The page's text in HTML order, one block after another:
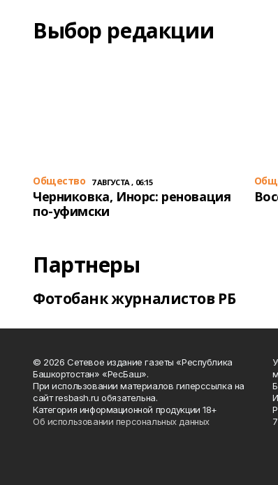
Выбор редакции
Общество 7 АВГУСТА , 06:15
Черниковка, Инорс: реновация
по-уфимски
Партнеры
Фотобанк журналистов РБ
© 2026 Сетевое издание газеты «Республика
Башкортостан» «РесБаш».
При использовании материалов гиперссылка на
сайт resbash.ru обязательна.
Категория информационной продукции 18+
Об использовании персональных данных